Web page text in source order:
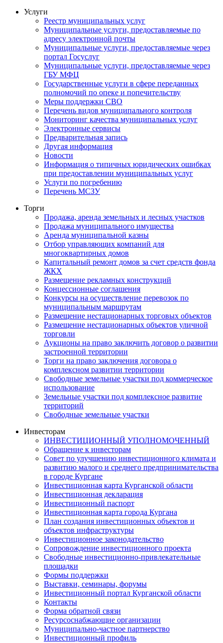
Услуги
Реестр муниципальных услуг
Муниципальные услуги, предоставляемые по
адресу электронной почты
Муниципальные услуги, предоставляемые через
портал Госуслуг
Муниципальные услуги, предоставляемые через
ГБУ МФЦ
Государственные услуги в сфере переданных
полномочий по опеке и попечительству
Меры поддержки СВО
Перечень видов муниципального контроля
Мониторинг качества муниципальных услуг
Электронные сервисы
Предварительная запись
Другая информация
Новости
Информация о типичных юридических ошибках
при предоставлении муниципальных услуг
Услуги по погребению
Перечень МСЗУ
Торги
Продажа, аренда земельных и лесных участков
Продажа муниципального имущества
Аренда муниципальной казны
Отбор управляющих компаний для
многоквартирных домов
Капитальный ремонт домов за счет средств фонда
ЖКХ
Размещение рекламных конструкций
Концессионные соглашения
Конкурсы на осуществление перевозок по
муниципальным маршрутам
Размещение нестационарных торговых объектов
Размещение нестационарных объектов уличной
торговли
Аукционы на право заключить договор о развитии
застроенной территории
Торги на право заключения договора о
комплексном развитии территории
Свободные земельные участки под коммерческое
использование
Земельные участки под комплексное развитие
территорий
Свободные земельные участки
Инвесторам
ИНВЕСТИЦИОННЫЙ УПОЛНОМОЧЕННЫЙ
Обращение к инвесторам
Совет по улучшению инвестиционного климата и
развитию малого и среднего предпринимательства
в городе Кургане
Инвестиционная карта Курганской области
Инвестиционная декларация
Инвестиционный паспорт
Инвестиционная карта города Кургана
План создания инвестиционных объектов и
объектов инфраструктуры
Инвестиционное законодательство
Сопровождение инвестиционного проекта
Свободные инвестиционно-привлекательные
площадки
Формы поддержки
Выставки, семинары, форумы
Инвестиционный портал Курганской области
Контакты
Форма обратной связи
Ресурсоснабжающие организации
Муниципально-частное партнерство
Инвестиционный профиль